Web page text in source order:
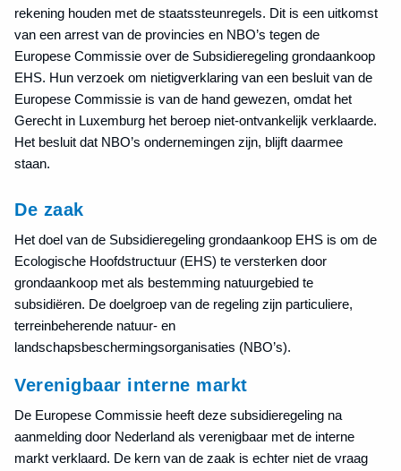
rekening houden met de staatssteunregels. Dit is een uitkomst
van een arrest van de provincies en NBO’s tegen de
Europese Commissie over de Subsidieregeling grondaankoop
EHS. Hun verzoek om nietigverklaring van een besluit van de
Europese Commissie is van de hand gewezen, omdat het
Gerecht in Luxemburg het beroep niet-ontvankelijk verklaarde.
Het besluit dat NBO’s ondernemingen zijn, blijft daarmee
staan.
De zaak
Het doel van de Subsidieregeling grondaankoop EHS is om de
Ecologische Hoofdstructuur (EHS) te versterken door
grondaankoop met als bestemming natuurgebied te
subsidiëren. De doelgroep van de regeling zijn particuliere,
terreinbeherende natuur- en
landschapsbeschermingsorganisaties (NBO’s).
Verenigbaar interne markt
De Europese Commissie heeft deze subsidieregeling na
aanmelding door Nederland als verenigbaar met de interne
markt verklaard. De kern van de zaak is echter niet de vraag